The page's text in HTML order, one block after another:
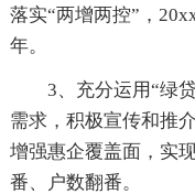
落实“两增两控”，
年。
3、充分运用“绿
需求，积极宣传和推
增强惠企覆盖面，实
番、户数翻番。